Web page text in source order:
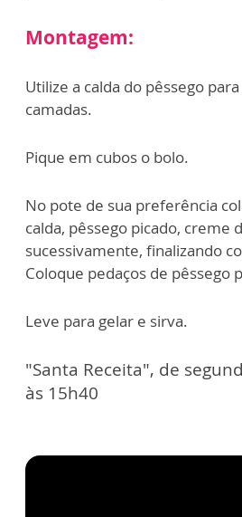
Montagem:
Utilize a calda do pêssego
camadas.
Pique em cubos o bolo.
No pote de sua preferência
calda, pêssego picado, creme
sucessivamente, finalizando
Coloque pedaços de pêssego
Leve para gelar e sirva.
"Santa Receita", de
às 15h40